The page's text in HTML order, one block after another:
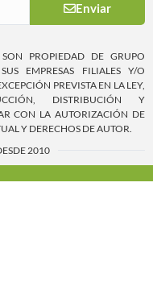
Enviar
PROPIEDAD DE GRUPO
EMPRESAS FILIALES Y/O
PREVISTA EN LA LEY,
DISTRIBUCIÓN Y
CON LA AUTORIZACIÓN DE
Y DERECHOS DE AUTOR.
2010